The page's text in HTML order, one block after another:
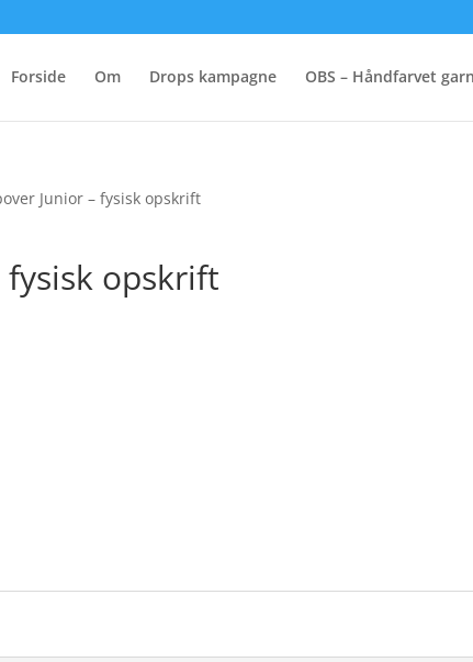
Forside Om Drops kampagne OBS – Håndfarvet garn
Junior – fysisk opskrift
fysisk opskrift